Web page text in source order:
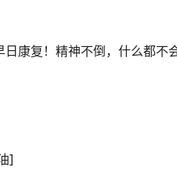
康复！精神不倒，什么都不
]